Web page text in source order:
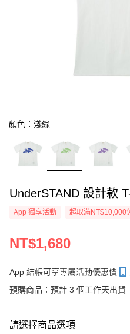
顏色：淺綠
App 獨享活動 超取滿NT$10,000
NT$1,680
App 結帳可享專屬活動優惠價
預購商品：預計 3 個工作天出貨
請選擇商品選項